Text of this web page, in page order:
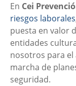
En Cei
riesgos laborales
puesta en valor
entidades
nosotros para el
marcha de
seguridad.